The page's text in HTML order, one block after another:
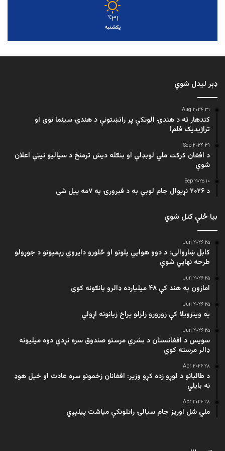
۳۱℃
یکشنبه
ډېر لیدل شوي
۳۱ Aug ۲۰۲۴
کندهار ته د هندۍ الوتکې پر راتښتونې د هندۍ سینما نوی او
تراژيديک فلم!
۲۹ Sep ۲۰۲۴
د افغان کرکت ملي لوبډلې او بنګله دیش ترمنځ د سیالیو نیټې اعلان
شوې
۱۰ Sep ۲۰۲۵
د ۲۰۲۶ نړیوال جام لوبې به د فبرورۍ په ۷مه پیل شي
بیا ځلې کتل شوي
۲۵ Jun ۲۰۲۶
کابل ښاروالۍ: د دوو هوايي پلونو او څلورو دایروي رېمپونو د جوړولو
طرحه نهایي شوې
۲۵ Jun ۲۰۲۶
امازون په هند کې ۴۸ میلیارده ډالرو پانګونه کوي
۲۵ Jun ۲۰۲۶
په وینزویلا کې زورورو زلزلو پراخ زیانونه اړولي
۲۵ Jun ۲۰۲۶
سویس د افغانستان د بشري مرستو صندوق سره نږدې دوه میلیونه
ډالر مرسته کوي
۲۸ Apr ۲۰۲۶
د طالبانو د لوړو زده کړو وزیر: افغانان زخمونو سره عادت او خپل هوډ
نه بایلي
۲۸ Apr ۲۰۲۶
ملي شل اوریز جام سیالۍ راتلونکې میاشت پیلېږي